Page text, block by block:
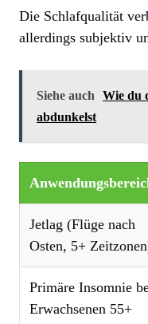
Die Schlafqualität
allerdings subjektiv
Siehe auch
Wie du
abdunkelst
Jetlag (Flüge nach
Osten, 5+
Primäre Insomnie
Erwachsenen 55+